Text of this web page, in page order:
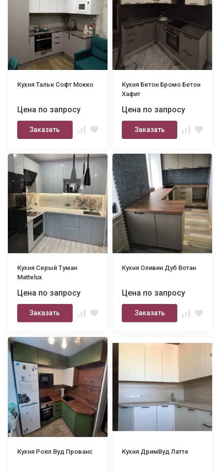
Кухня Тальк Софт Мокко
Цена по запросу
Заказать
Кухня Бетон Бромо Бетон
Хафит
Цена по запросу
Заказать
Кухня Серый Туман
Mattelux
Цена по запросу
Заказать
Кухня Оливин Дуб Вотан
Цена по запросу
Заказать
Кухня Роял Вуд Прованс Кухня ДримВуд Латте